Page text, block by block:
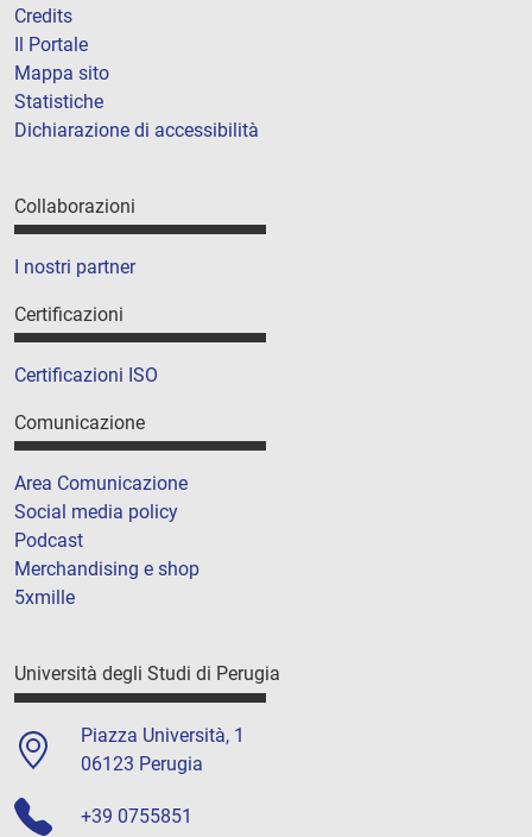
Credits
Il Portale
Mappa sito
Statistiche
Dichiarazione di accessibilità
Collaborazioni
I nostri partner
Certificazioni
Certificazioni ISO
Comunicazione
Area Comunicazione
Social media policy
Podcast
Merchandising e shop
5xmille
Università degli Studi di Perugia
Piazza Università, 1
06123 Perugia
+39 0755851